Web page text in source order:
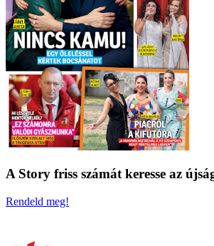
A Story friss számát keresse az
Rendeld meg!